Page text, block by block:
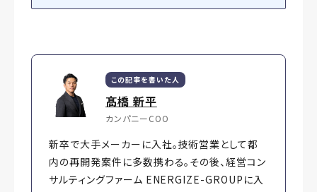
この記事を書いた人
髙橋 新平
カンパニーCOO
新卒で大手メーカーに入社。技術営業として都
内の再開発案件に多数携わる。その後、経営コン
サルティングファーム ENERGIZE-GROUPに入